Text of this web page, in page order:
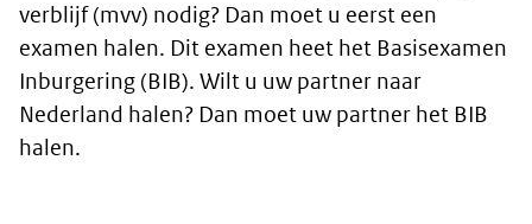
verblijf (mvv) nodig? Dan moet u eerst een
examen halen. Dit examen heet het Basisexamen
Inburgering (BIB). Wilt u uw partner naar
Nederland halen? Dan moet uw partner het BIB
halen.